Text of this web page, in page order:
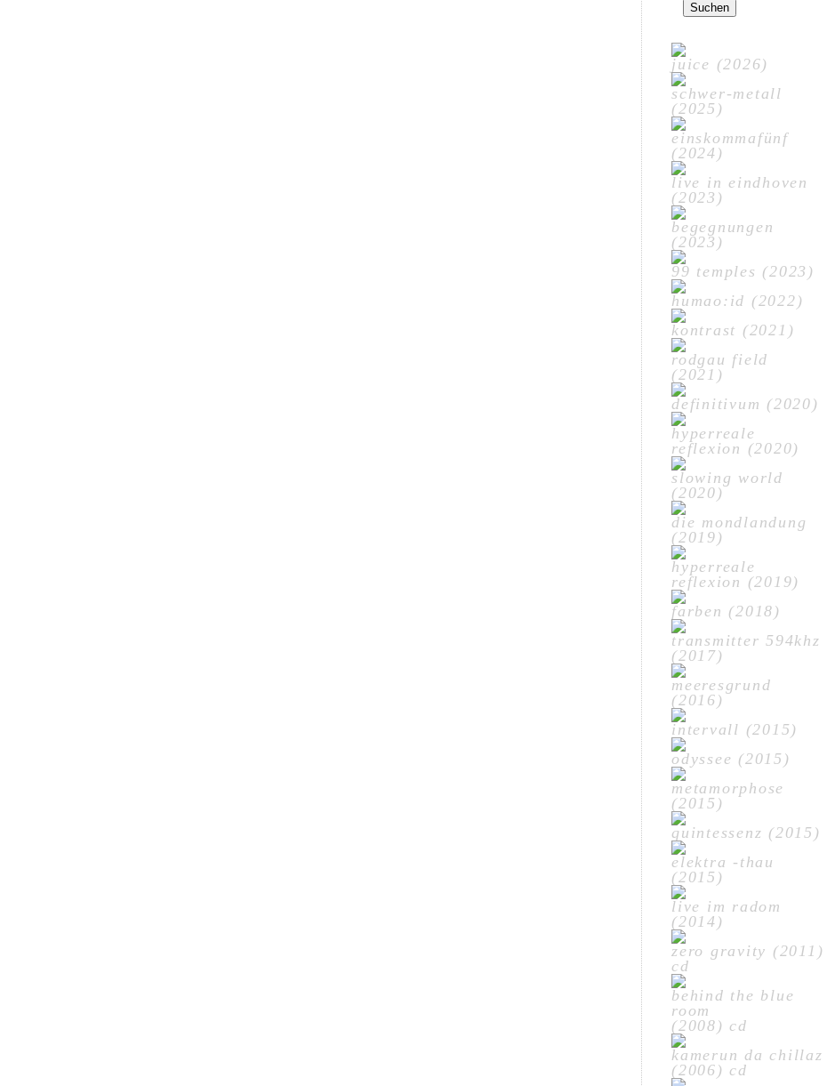
nach:
juice (2026)
schwer-metall
(2025)
einskommafünf
(2024)
live in eindhoven
(2023)
begegnungen
(2023)
99 temples (2023)
humao:id (2022)
kontrast (2021)
rodgau field
(2021)
definitivum (2020)
hyperreale
reflexion (2020)
slowing world
(2020)
die mondlandung
(2019)
hyperreale
reflexion (2019)
farben (2018)
transmitter 594khz
(2017)
meeresgrund
(2016)
intervall (2015)
odyssee (2015)
metamorphose
(2015)
quintessenz (2015)
elektra -thau
(2015)
live im radom
(2014)
zero gravity (2011)
cd
behind the blue
room
(2008) cd
kamerun da chillaz
(2006) cd